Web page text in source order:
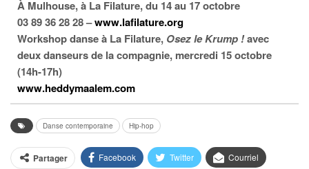
À Mulhouse, à La Filature, du 14 au 17 octobre
03 89 36 28 28 –www.lafilature.org
Workshop danse à La Filature, Osez le Krump !avec
deux danseurs de la compagnie, mercredi 15 octobre
(14h-17h)
www.heddymaalem.com
Danse contemporaine Hip-hop
Partager Facebook Twitter Courriel